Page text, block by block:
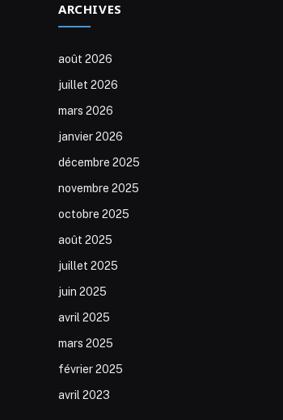
ARCHIVES
août 2026
juillet 2026
mars 2026
janvier 2026
décembre 2025
novembre 2025
octobre 2025
août 2025
juillet 2025
juin 2025
avril 2025
mars 2025
février 2025
avril 2023